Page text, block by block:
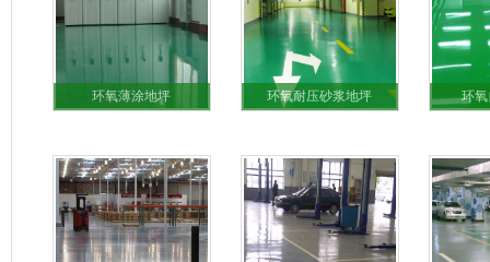
环氧薄涂地坪 环氧耐压砂浆地坪 环